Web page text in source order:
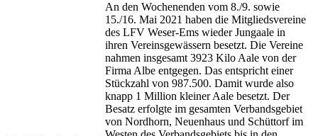
An den Wochenenden vom 8./9. sowie
15./16. Mai 2021 haben die Mitgliedsvereine
des LFV Weser-Ems wieder Jungaale in
ihren Vereinsgewässern besetzt. Die Vereine
nahmen insgesamt 3923 Kilo Aale von der
Firma Albe entgegen. Das entspricht einer
Stückzahl von 987.500. Damit wurde also
knapp 1 Million kleiner Aale besetzt. Der
Besatz erfolgte im gesamten Verbandsgebiet
von Nordhorn, Neuenhaus und Schüttorf im